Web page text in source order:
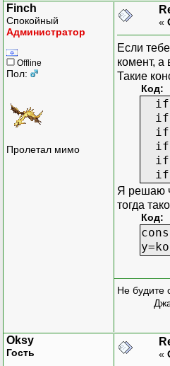
Finch
Спокойный
Администратор
Offline
Пол:
Пролетал мимо
«
Если
комент, а
Такие
Код:
Я решаю
тогда
Код:
Не будите
Oksy
Гость «